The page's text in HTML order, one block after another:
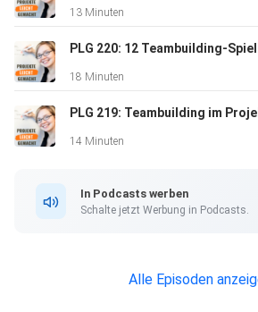
13 Minuten
18 Minuten
14 Minuten
In Podcasts werben
Schalte jetzt Werbung in Podcasts.
Alle Episoden